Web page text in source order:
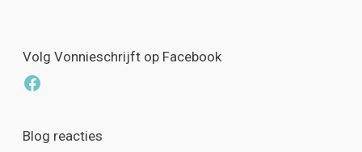
Volg Vonnieschrijft op Facebook
Facebook
Blog reacties